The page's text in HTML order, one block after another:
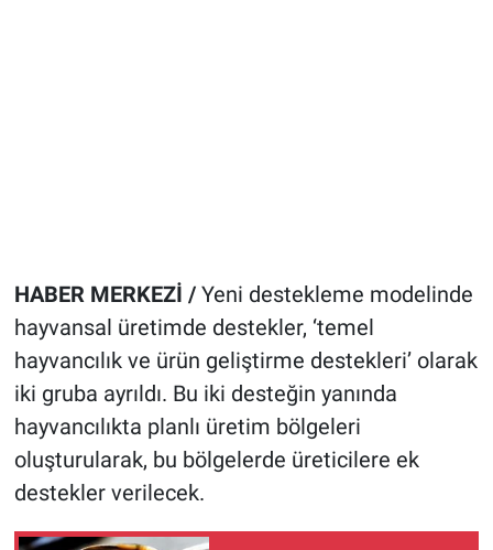
HABER MERKEZİ / Yeni destekleme modelinde
hayvansal üretimde destekler, ‘temel
hayvancılık ve ürün geliştirme destekleri’ olarak
iki gruba ayrıldı. Bu iki desteğin yanında
hayvancılıkta planlı üretim bölgeleri
oluşturularak, bu bölgelerde üreticilere ek
destekler verilecek.